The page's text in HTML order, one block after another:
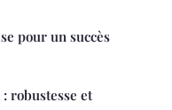
pour un succès
robustesse et